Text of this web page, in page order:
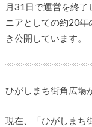
月31日で運営を終
ニアとしての約20年
き公開しています。
ひがしまち街角広場
現在、「ひがしまち